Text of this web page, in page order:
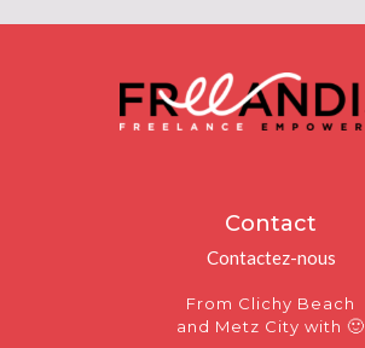
Contact
Contactez-nous
From Clichy Beach
and Metz City with 🙂